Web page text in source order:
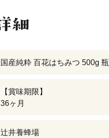
国産純粋 百花はちみつ 500g 瓶
【賞味期限】
36ヶ月
辻井養蜂場